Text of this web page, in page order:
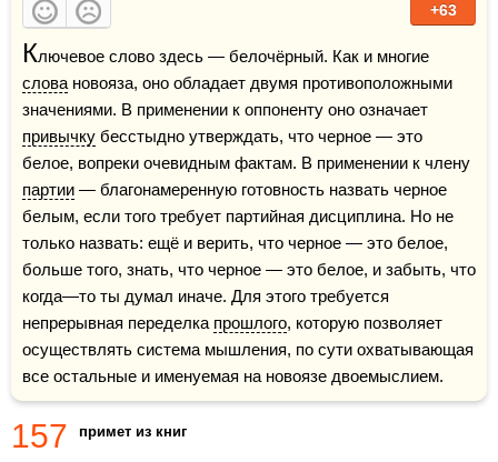
+63
К
слова новояза, оно обладает двумя противоположными
привычку бесстыдно утверждать, что черное — это
партии — благонамеренную готовность назвать черное
белым, если того требует партийная дисциплина. Но не
только назвать: ещё и верить, что черное — это белое,
больше того, знать, что черное — это белое, и забыть, что
когда—то ты думал иначе. Для этого требуется
непрерывная переделка прошлого, которую позволяет
осуществлять система мышления, по сути охватывающая
все остальные и именуемая на новоязе двоемыслием.
157 примет из книг